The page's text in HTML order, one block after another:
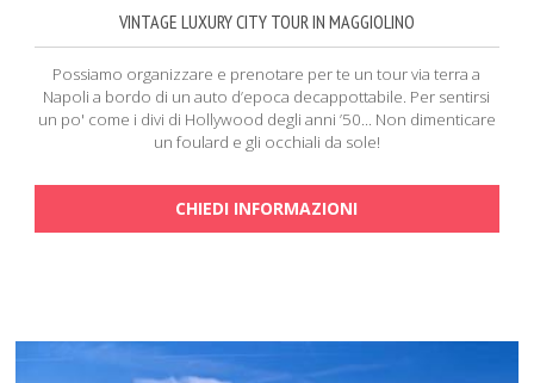
VINTAGE LUXURY CITY TOUR IN MAGGIOLINO
Possiamo organizzare e prenotare per te un tour via terra a
Napoli a bordo di un auto d’epoca decappottabile. Per sentirsi
un po' come i divi di Hollywood degli anni ’50... Non dimenticare
un foulard e gli occhiali da sole!
CHIEDI INFORMAZIONI